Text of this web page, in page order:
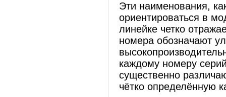
Эти наименования,
ориентироваться в
линейке четко
номера обозначают
каждому номеру
существенно
чётко определённую